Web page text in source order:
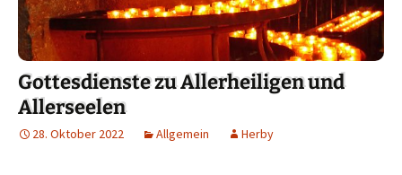
Gottesdienste zu Allerheiligen und
Allerseelen
28. Oktober 2022 Allgemein Herby